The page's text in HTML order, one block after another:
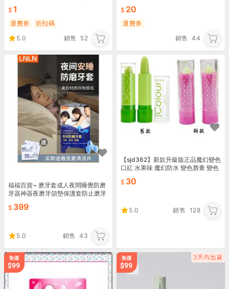
膏 1
運費券
折扣碼
5.0
銷售 52
膏20
運費券
銷售 44
福福百貨~ 磨牙套成人夜間睡覺防磨
牙器神器夜磨牙頜墊保護套防止磨牙
399
5.0 銷售 43
【sjd362】新款升級版正品魔幻變色
口紅 水果味 魔幻防水 變色唇膏 變色
30
5.0 銷售 128